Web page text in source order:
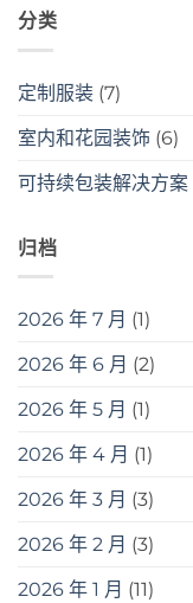
分类
定制服装 (7)
室内和花园装饰 (6)
可持续包装解决方案
归档
2026 年 7 月 (1)
2026 年 6 月 (2)
2026 年 5 月 (1)
2026 年 4 月 (1)
2026 年 3 月 (3)
2026 年 2 月 (3)
2026 年 1 月 (11)